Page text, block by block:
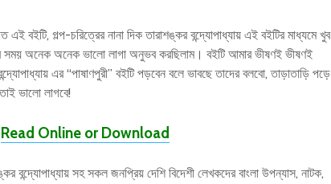
এই বইটি, গল্প-চরিত্রের নানা দিক তারাশঙ্কর বন্দ্যোপাধ্যায় এই বইটির মাধ্যমে খুব
সময় অনেক অনেক ভালো লাগা অনুভব করছিলাম। বইটি আমার ভীষণই ভীষণই
এর “পাষাণপুরী” বইটি পড়বেন বলে ভাবছে তাদের বলবো, তাড়াতাড়ি পড়ে
ভালো লাগবে!
Read Online or Download
বন্দ্যোপাধ্যায় সহ সকল জনপ্রিয় দেশি বিদেশী লেখকদের বাংলা উপন্যাস, নাটক,